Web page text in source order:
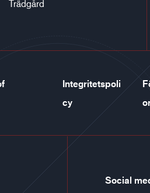
Trädgård
Integritetspoli
cy
Social